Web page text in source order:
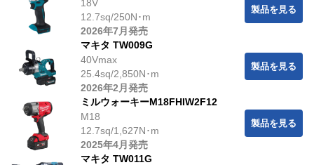
18V
12.7sq/250N･m
2026年7月発売
製品を見る
マキタ TW009G
40Vmax
25.4sq/2,850N･m
2026年2月発売
製品を見る
ミルウォーキーM18FHIW2F12
M18
12.7sq/1,627N･m
2025年4月発売
製品を見る
マキタ TW011G